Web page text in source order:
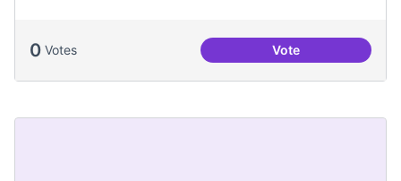
0 Votes VoteMés processos